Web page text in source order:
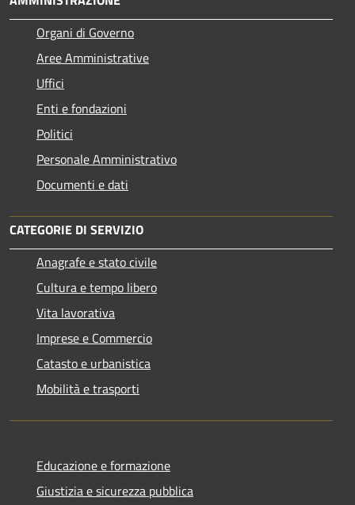
Organi di Governo
Aree Amministrative
Uffici
Enti e fondazioni
Politici
Personale Amministrativo
Documenti e dati
CATEGORIE DI SERVIZIO
Anagrafe e stato civile
Cultura e tempo libero
Vita lavorativa
Imprese e Commercio
Catasto e urbanistica
Mobilità e trasporti
Educazione e formazione
Giustizia e sicurezza pubblica